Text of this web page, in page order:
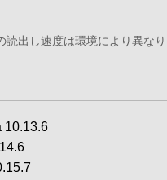
出し速度は環境により異な
10.13.6